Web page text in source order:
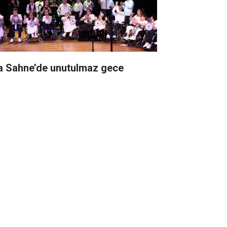
Sahne’de unutulmaz gece